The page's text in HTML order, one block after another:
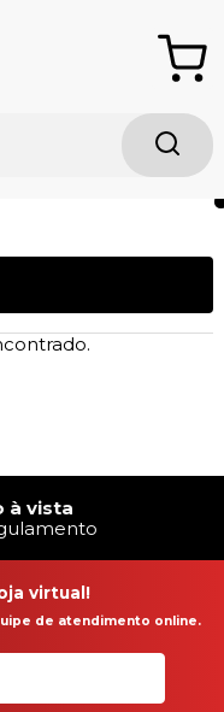
à vista
virtual!
de atendimento online.